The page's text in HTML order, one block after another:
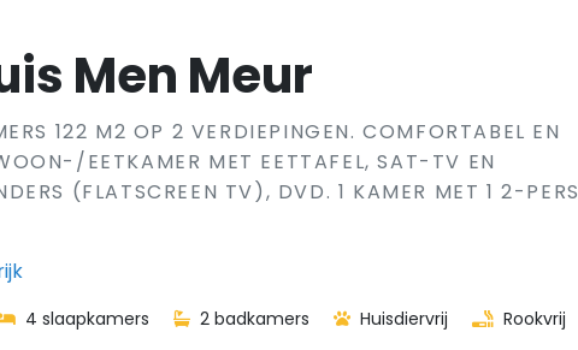
Men Meur
122 M2 OP 2 VERDIEPINGEN. COMFORTABEL EN
EETKAMER MET EETTAFEL, SAT-TV EN
(FLATSCREEN TV), DVD. 1 KAMER MET 1 2-PERS
4 slaapkamers 2 badkamers Huisdiervrij Rookvrij